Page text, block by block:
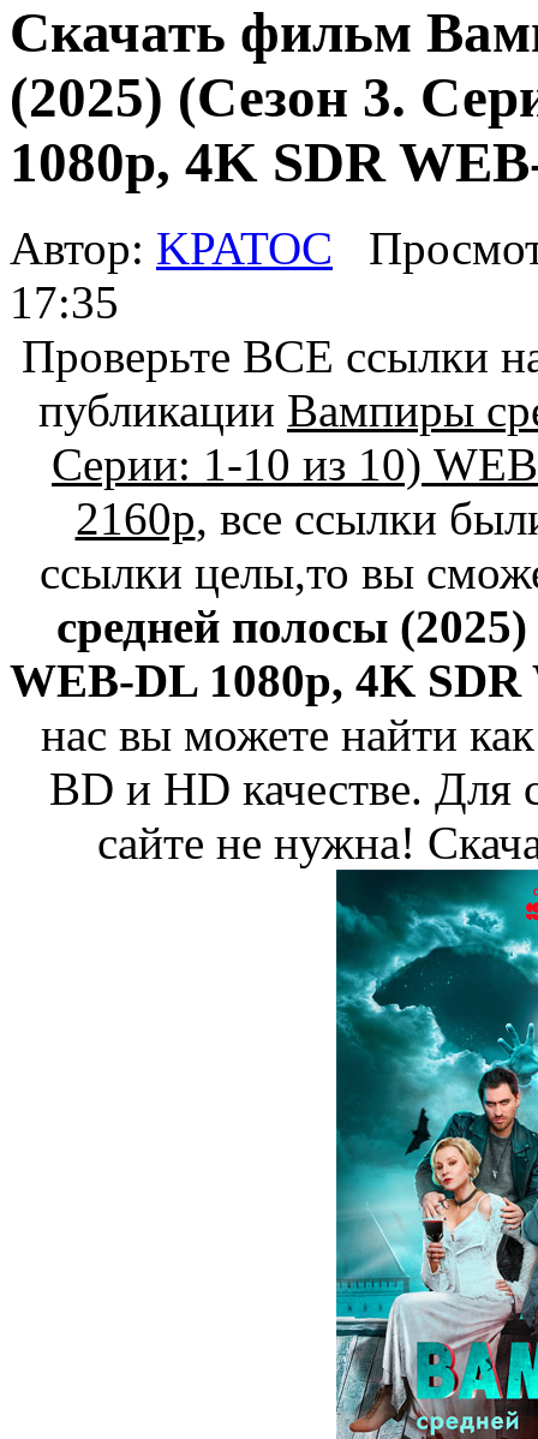
Скачать фильм
(2025) (Сезон 3.
1080p, 4K SDR
Автор: KPATOC
17:35
Проверьте ВСЕ ссылки
публикации Вампиры
Серии: 1-10 из 10)
2160p, все ссылки
ссылки целы,то вы
средней полосы
WEB-DL 1080p, 4K
нас вы можете найти
BD и HD качестве. Для
сайте не нужна!